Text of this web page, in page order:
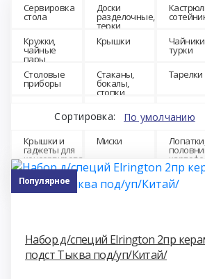
Сервировка
стола
Доски
разделочные,
терки
Кружки,
чайные
пары,
сервизы
Крышки
турки
Столовые
приборы
Стаканы,
бокалы,
стопки,
Тарелки
пищевые,
миски д/СВЧ,
СВЧ
дуршлаги,
воронки
Крышки и
гаджеты для
консервирования
Миски
т.д.
для воды
Одноразовая
посуда
Сортировка:
Популярное
Набор д/специй Elrington 2пр
подст Тыква под/уп/Китай/